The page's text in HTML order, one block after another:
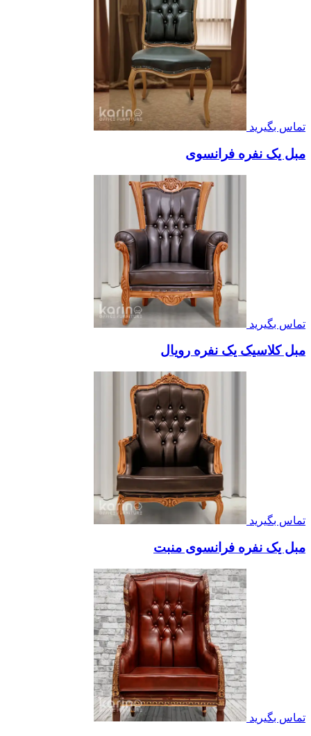
تماس بگیرید
مبل یک نفره فرانسوی
تماس بگیرید
مبل کلاسیک یک نفره رویال
تماس بگیرید
مبل یک نفره فرانسوی منبت
تماس بگیرید